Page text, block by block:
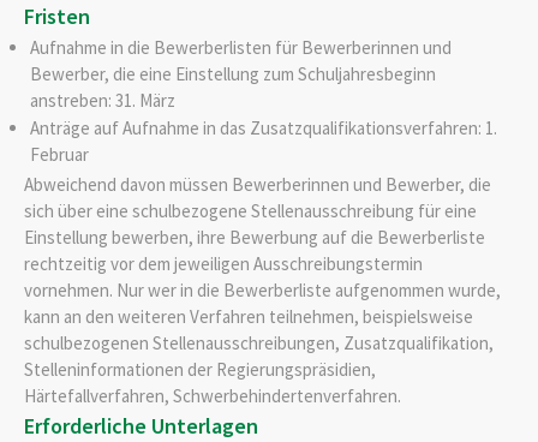
Fristen
Aufnahme in die Bewerberlisten für Bewerberinnen und
Bewerber, die eine Einstellung zum Schuljahresbeginn
anstreben: 31. März
Anträge auf Aufnahme in das Zusatzqualifikationsverfahren: 1.
Februar
Abweichend davon müssen Bewerberinnen und Bewerber, die
sich über eine schulbezogene Stellenausschreibung für eine
Einstellung bewerben, ihre Bewerbung auf die Bewerberliste
rechtzeitig vor dem jeweiligen Ausschreibungstermin
vornehmen. Nur wer in die Bewerberliste aufgenommen wurde,
kann an den weiteren Verfahren teilnehmen, beispielsweise
schulbezogenen Stellenausschreibungen, Zusatzqualifikation,
Stelleninformationen der Regierungspräsidien,
Härtefallverfahren, Schwerbehindertenverfahren.
Erforderliche Unterlagen